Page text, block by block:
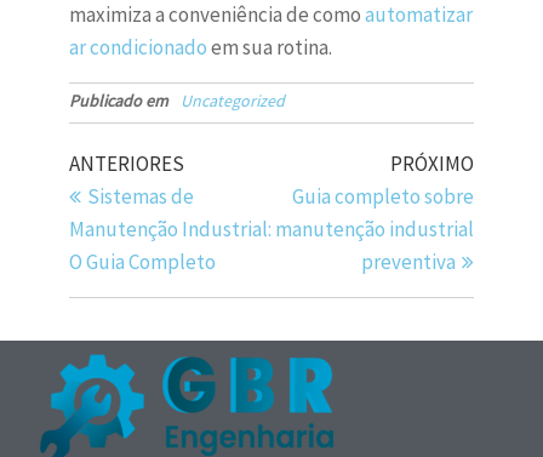
maximiza a conveniência de comoautomatizar
ar condicionadoem sua rotina.
Publicado em Uncategorized
ANTERIORES
Sistemas de
Manutenção Industrial:
O Guia Completo
PRÓXIMO
Guia completo sobre
manutenção industrial
preventiva